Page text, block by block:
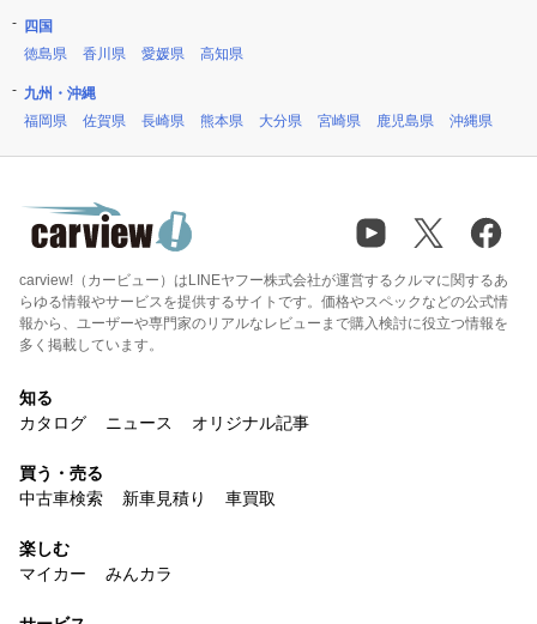
四国
徳島県
香川県 愛媛県 高知県
九州・沖縄
福岡県
佐賀県 長崎県 熊本県 大分県 宮崎県 鹿児島県 沖縄県
carview!（カービュー）はLINEヤフー株式会社が運営するクルマに関するあ
らゆる情報やサービスを提供するサイトです。価格やスペックなどの公式情
報から、ユーザーや専門家のリアルなレビューまで購入検討に役立つ情報を
多く掲載しています。
知る
カタログ
ニュース オリジナル記事
買う・売る
中古車検索
新車見積り 車買取
楽しむ
マイカー
みんカラ